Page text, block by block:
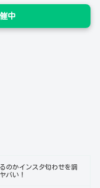
中
のかインスタ匂わせを調
バい！